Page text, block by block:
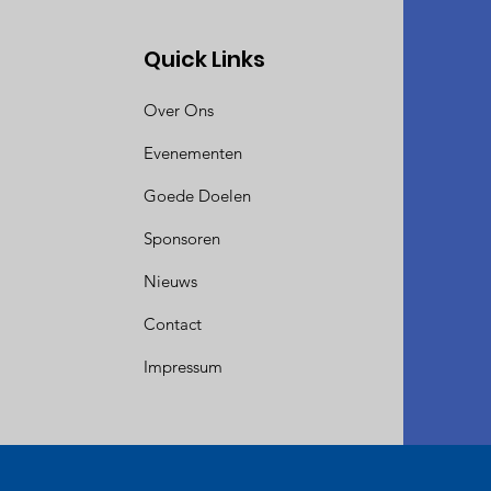
Quick Links
Over Ons
Evenementen
Goede Doelen
Sponsoren
Nieuws
Contact
Impressum